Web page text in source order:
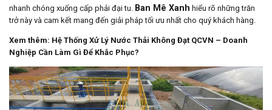
nhanh chóng xuống cấp phải đại tu. Ban Mê Xanh hiểu rõ những trăn
trở này và cam kết mang đến giải pháp tối ưu nhất cho quý khách hàng.
Xem thêm: Hệ Thống Xử Lý Nước Thải Không Đạt QCVN – Doanh
Nghiệp Cần Làm Gì Để Khắc Phục?